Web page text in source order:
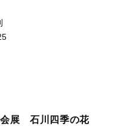
会展 石川四季の花